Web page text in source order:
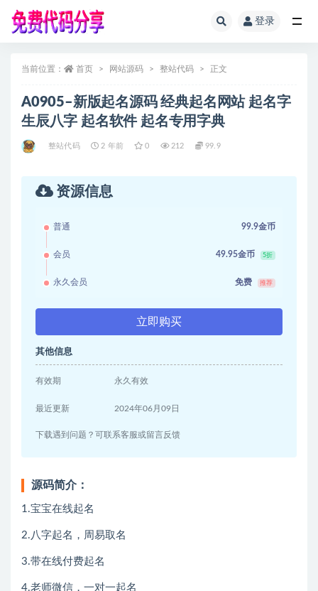
登录
当前位置： 首页 网站源码 整站代码 正文
A0905–新版起名源码 经典起名网站 起名字
生辰八字 起名软件 起名专用字典
整站代码 2 年前 0 212 99.9
资源信息
普通 99.9金币
会员 49.95金币 5折
永久会员 免费 推荐
立即购买
其他信息
有效期 永久有效
最近更新 2024年06月09日
下载遇到问题？可联系客服或留言反馈
源码简介：
1.宝宝在线起名
2.八字起名，周易取名
3.带在线付费起名
4.老师微信，一对一起名